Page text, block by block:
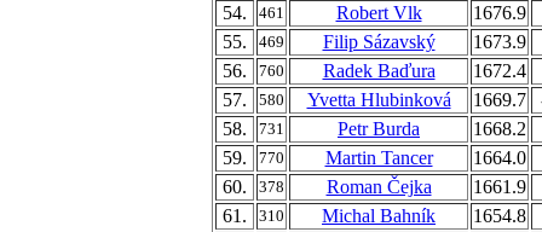
54.
461 Robert Vlk
1676.9
55.
469 Filip Sázavský
1673.9
56.
760 Radek Baďura
1672.4
57.
580 Yvetta Hlubinková 1669.7
58.
731 Petr Burda
1668.2
59.
770 Martin Tancer
1664.0
60.
378 Roman Čejka
1661.9
61.
310 Michal Bahník
1654.8